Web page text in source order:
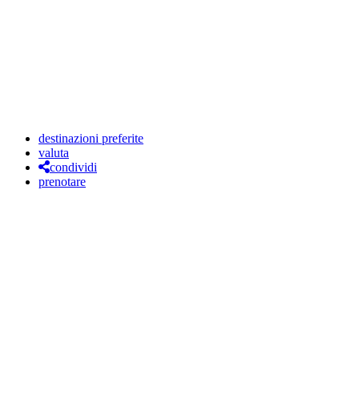
destinazioni preferite
valuta
condividi
prenotare